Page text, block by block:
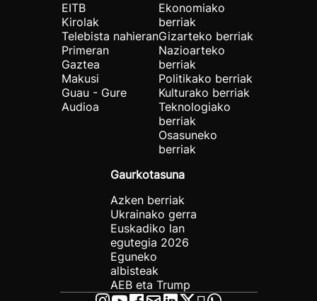
EITB
Kirolak
Telebista nahieran
Primeran
Gaztea
Makusi
Guau - Gure
Audioa
Ekonomiako
berriak
Gizarteko berriak
Nazioarteko
berriak
Politikako berriak
Kulturako berriak
Teknologiako
berriak
Osasuneko
berriak
Gaurkotasuna
Azken berriak
Ukrainako gerra
Euskadiko lan
egutegia 2026
Eguneko
albisteak
AEB eta Trump